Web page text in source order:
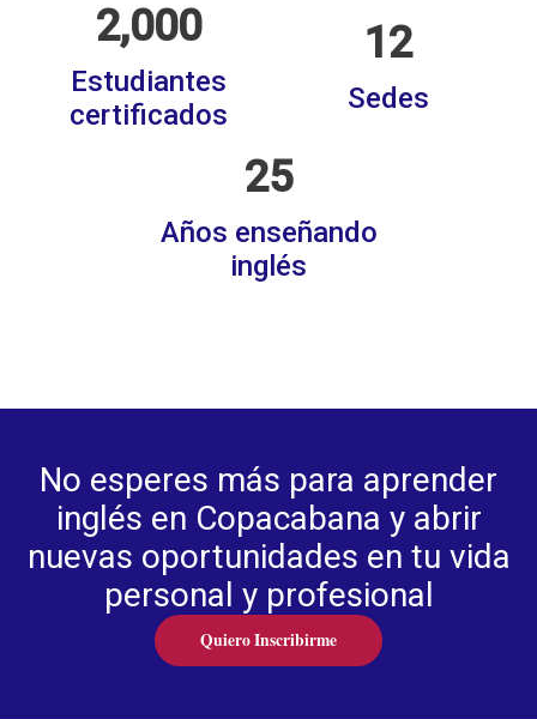
2,000
Estudiantes
certificados
12
Sedes
25
Años enseñando
inglés
No esperes más para aprender
inglés en Copacabana y abrir
nuevas oportunidades en tu vida
personal y profesional
Quiero Inscribirme